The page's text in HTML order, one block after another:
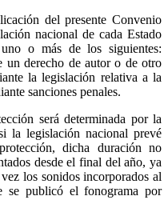
del presente Convenio
nacional de cada Estado
uno o más de los siguientes:
un derecho de autor o de otro
la legislación relativa a la
sanciones penales.
será determinada por la
la legislación nacional prevé
dicha duración no
desde el final del año, ya
los sonidos incorporados al
se publicó el fonograma por